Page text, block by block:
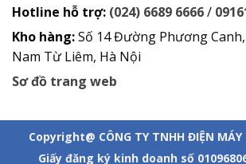
Hotline hỗ trợ: (024) 6689 6666/
Kho hàng:Số 14 Đường Phương
Nam Từ Liêm, Hà Nội
Sơ đồ trang web
Copyright@ CÔNG TY TNHH ĐIỆN
Giấy đăng ký kinh doanh số